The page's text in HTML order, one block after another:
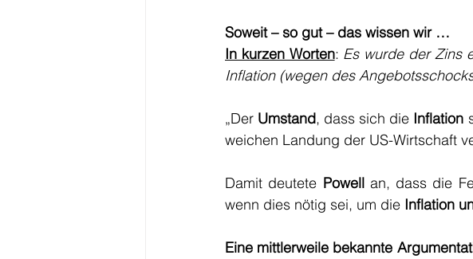
Soweit – so gut – das wissen wir …
In kurzen Worten: Es wurde der Zins
Inflation (wegen des
„Der Umstand, dass sich die Inflation
weichen Landung der US-Wirtschaft
Damit deutete Powell an, dass die
wenn dies nötig sei, um die Inflation
Eine mittlerweile bekannte